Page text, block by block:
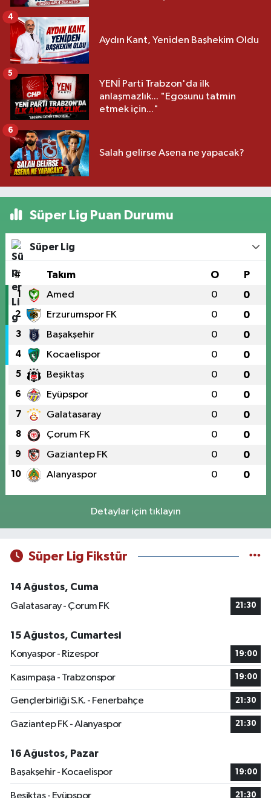
Aydın Kant, Yeniden Başhekim Oldu
4
YENİ Parti Trabzon'da ilk
anlaşmazlık... "Egosunu tatmin
etmek için..."
5
Salah gelirse Asena ne yapacak?
6
Süper Lig Puan Durumu
Süper Lig
# Takım O P
1 Amed 0 0
2 Erzurumspor FK 0 0
3 Başakşehir 0 0
4 Kocaelispor 0 0
5 Beşiktaş 0 0
6 Eyüpspor 0 0
7 Galatasaray 0 0
8 Çorum FK 0 0
9 Gaziantep FK 0 0
10 Alanyaspor 0 0
Detaylar için tıklayın
Süper Lig Fikstür
14 Ağustos, Cuma
Galatasaray - Çorum FK
21:30
15 Ağustos, Cumartesi
Konyaspor - Rizespor
19:00
Kasımpaşa - Trabzonspor 19:00
Gençlerbirliği S.K. - Fenerbahçe 21:30
Gaziantep FK - Alanyaspor 21:30
16 Ağustos, Pazar
Başakşehir - Kocaelispor
19:00
Beşiktaş - Eyüpspor 21:30